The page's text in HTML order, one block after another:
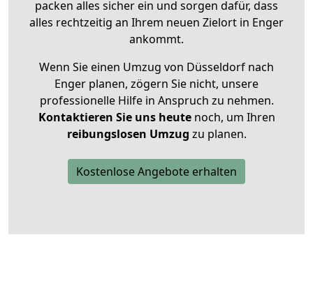
packen alles sicher ein und sorgen dafür, dass
alles rechtzeitig an Ihrem neuen Zielort in Enger
ankommt.
Wenn Sie einen Umzug von Düsseldorf nach
Enger planen, zögern Sie nicht, unsere
professionelle Hilfe in Anspruch zu nehmen.
Kontaktieren Sie uns heutenoch, um Ihren
reibungslosen Umzug zu planen.
Kostenlose Angebote erhalten